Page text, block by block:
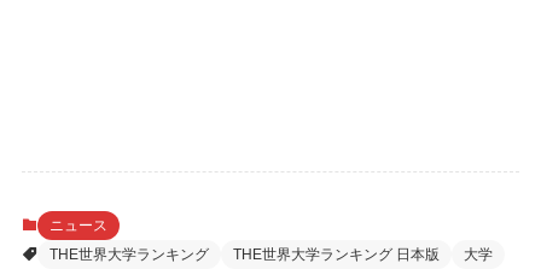
ニュース
THE世界大学ランキング
THE世界大学ランキング 日本版 大学